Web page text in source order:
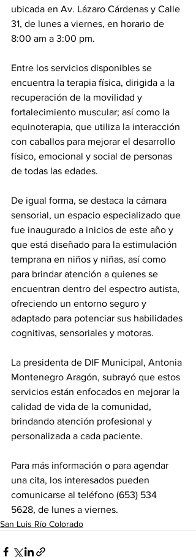
ubicada en Av. Lázaro Cárdenas y Calle
31, de lunes a viernes, en horario de
8:00 am a 3:00 pm.
Entre los servicios disponibles se
encuentra la terapia física, dirigida a la
recuperación de la movilidad y
fortalecimiento muscular; así como la
equinoterapia, que utiliza la interacción
con caballos para mejorar el desarrollo
físico, emocional y social de personas
de todas las edades.
De igual forma, se destaca la cámara
sensorial, un espacio especializado que
fue inaugurado a inicios de este año y
que está diseñado para la estimulación
temprana en niños y niñas, así como
para brindar atención a quienes se
encuentran dentro del espectro autista,
ofreciendo un entorno seguro y
adaptado para potenciar sus habilidades
cognitivas, sensoriales y motoras.
La presidenta de DIF Municipal, Antonia
Montenegro Aragón, subrayó que estos
servicios están enfocados en mejorar la
calidad de vida de la comunidad,
brindando atención profesional y
personalizada a cada paciente.
Para más información o para agendar
una cita, los interesados pueden
comunicarse al teléfono (653) 534
5628, de lunes a viernes.
San Luis Río Colorado